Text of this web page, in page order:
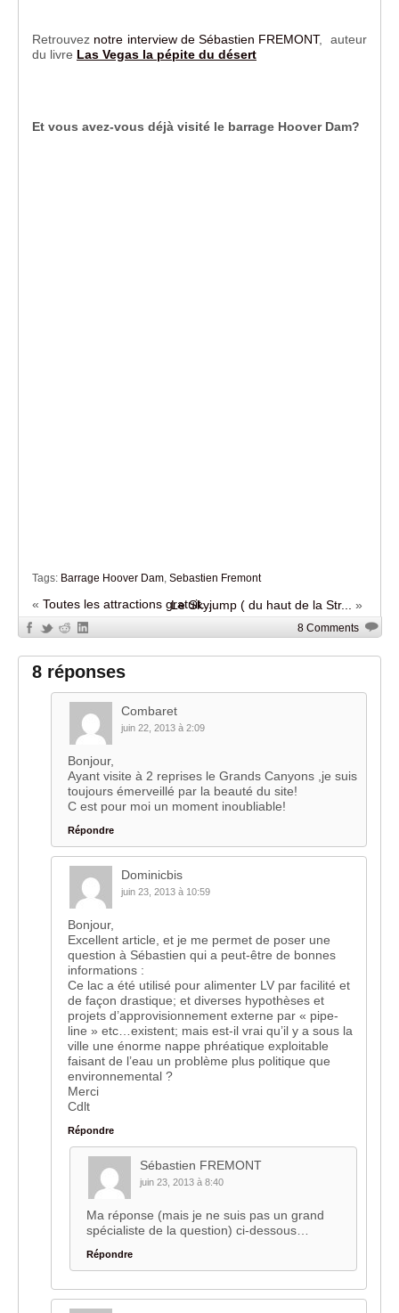
Retrouvez notre interview de Sébastien FREMONT, auteur
du livre Las Vegas la pépite du désert
Et vous avez-vous déjà visité le barrage Hoover Dam?
Tags: Barrage Hoover Dam Sebastien Fremont
« Toutes les attractions gratuit...Le Skyjump ( du haut de la Str... »
8 Comments
8 réponses
Combaret
juin 22, 2013 à 2:09
Bonjour,
Ayant visite à 2 reprises le Grands Canyons ,je suis
toujours émerveillé par la beauté du site!
C est pour moi un moment inoubliable!
Répondre
Dominicbis
juin 23, 2013 à 10:59
Bonjour,
Excellent article, et je me permet de poser une
question à Sébastien qui a peut-être de bonnes
informations :
Ce lac a été utilisé pour alimenter LV par facilité et
de façon drastique; et diverses hypothèses et
projets d’approvisionnement externe par « pipe-
line » etc…existent; mais est-il vrai qu’il y a sous la
ville une énorme nappe phréatique exploitable
faisant de l’eau un problème plus politique que
environnemental ?
Merci
Cdlt
Répondre
Sébastien FREMONT
juin 23, 2013 à 8:40
Ma réponse (mais je ne suis pas un grand
spécialiste de la question) ci-dessous…
Répondre